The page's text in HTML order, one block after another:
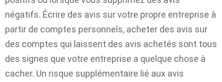
négatifs. Écrire des avis sur votre propre entreprise à
partir de comptes personnels, acheter des avis sur
des comptes qui laissent des avis achetés sont tous
des signes que votre entreprise a quelque chose à
cacher. Un risque supplémentaire lié aux avis